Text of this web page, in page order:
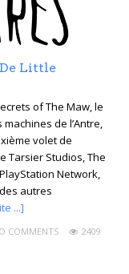
De Little
of The Maw, le
de l’Antre,
volet de
Tarsier Studios, The
Network,
autres
...]
COMMENTS
2409